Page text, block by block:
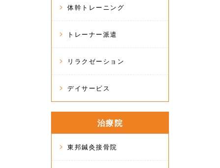
体幹トレーニング
トレーナー派遣
リラクゼーション
デイサービス
治療院
東邦鍼灸接骨院